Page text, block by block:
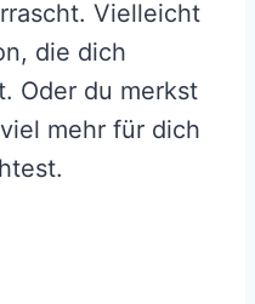
Vielleicht
die dich
Oder du merkst
mehr für dich